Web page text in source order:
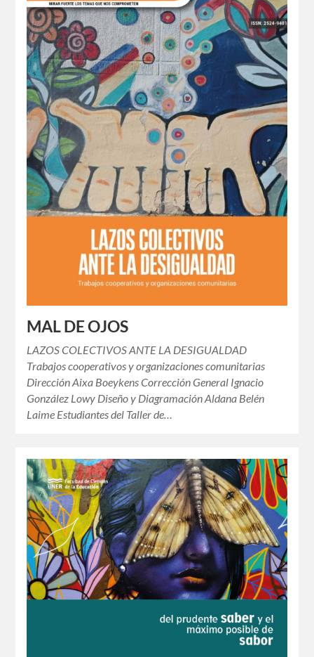
MAL DE OJOS
LAZOS COLECTIVOS ANTE LA DESIGUALDAD
Trabajos cooperativos y organizaciones comunitarias
Dirección Aixa Boeykens Corrección General Ignacio
González Lowy Diseño y Diagramación Aldana Belén
Laime Estudiantes del Taller de…